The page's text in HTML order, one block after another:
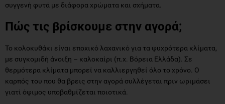
συγγενή φυτά με διάφορα χρώματα και σχήματα.
Πώς τις βρίσκουμε στην αγορά;
Το κολοκυθάκι είναι εποχικό λαχανικό για τα ψυχρότερα κλίματα,
με συγκομιδή άνοιξη – καλοκαίρι (π.χ. Βόρεια Ελλάδα). Σε
θερμότερα κλίματα μπορεί να καλλιεργηθεί όλο το χρόνο. Ο
καρπός του που θα βρεις στην αγορά συλλέγεται πριν ωριμάσει
γιατί όψιμος υποβαθμίζεται ποιοτικά.